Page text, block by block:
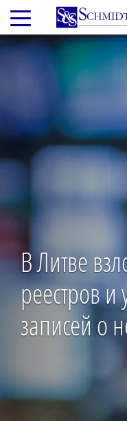
Перейти
основному
содержанию
В Литве
реестров и
записей о